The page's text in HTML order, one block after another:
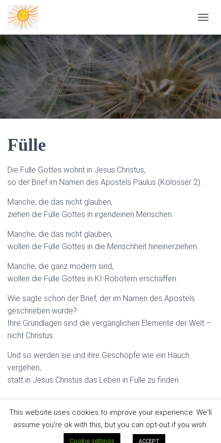
Fülle
Die Fülle Gottes wohnt in Jesus Christus,
so der Brief im Namen des Apostels Paulus (Kolosser 2).
Manche, die das nicht glauben,
ziehen die Fülle Gottes in irgendeinen Menschen.
Manche, die das nicht glauben,
wollen die Fülle Gottes in die Menschheit hineinerziehen.
Manche, die ganz modern sind,
wollen die Fülle Gottes in KI-Robotern erschaffen.
Wie sagte schon der Brief, der im Namen des Apostels
geschrieben wurde?:
Ihre Grundlagen sind die vergänglichen Elemente der Welt –
nicht Christus.
Und so werden sie und ihre Geschöpfe wie ein Hauch
vergehen,
statt in Jesus Christus das Leben in Fülle zu finden.
Hestia | Entwickelt von ThemeIsle
This website uses cookies to improve your experience. We'll
assume you're ok with this, but you can opt-out if you wish.
Cookie settings ACCEPT